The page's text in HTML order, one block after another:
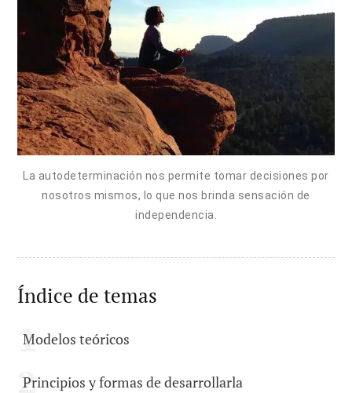
La autodeterminación nos permite tomar decisiones por
nosotros mismos, lo que nos brinda sensación de
independencia.
Índice de temas
Modelos teóricos
Principios y formas de desarrollarla